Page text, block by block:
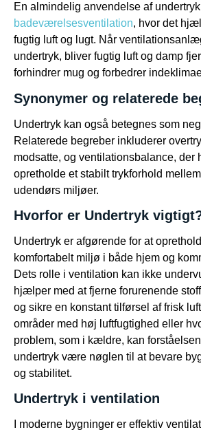
En almindelig anvendelse af
badeværelsesventilation, hvor det
fugtig luft og lugt. Når
undertryk, bliver fugtig luft og damp
forhindrer mug og forbedrer
Synonymer og relaterede
Undertryk kan også betegnes som
Relaterede begreber inkluderer
modsatte, og ventilationsbalance, der
opretholde et stabilt trykforhold
udendørs miljøer.
Hvorfor er Undertryk
Undertryk er afgørende for at
komfortabelt miljø i både hjem og
Dets rolle i ventilation kan ikke
hjælper med at fjerne forurenende
og sikre en konstant tilførsel af frisk
områder med høj luftfugtighed eller
problem, som i kældre, kan
undertryk være nøglen til at bevare
og stabilitet.
Undertryk i ventilation
I moderne bygninger er effektiv